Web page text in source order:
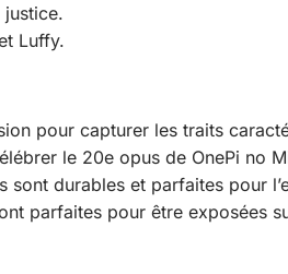
Luffy.
pour capturer les traits
le 20e opus de OnePi no
sont durables et parfaites pour
parfaites pour être exposées